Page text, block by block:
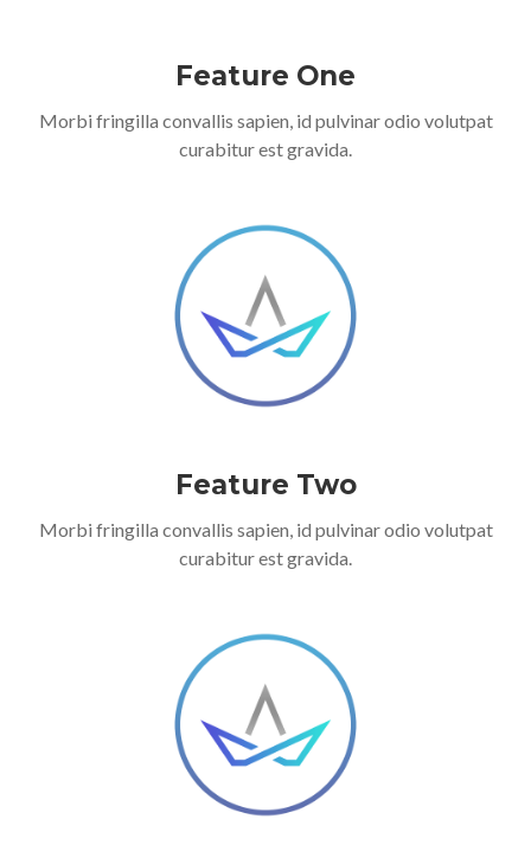
Feature One
Morbi fringilla convallis sapien, id pulvinar odio volutpat
curabitur est gravida.
Feature Two
Morbi fringilla convallis sapien, id pulvinar odio volutpat
curabitur est gravida.